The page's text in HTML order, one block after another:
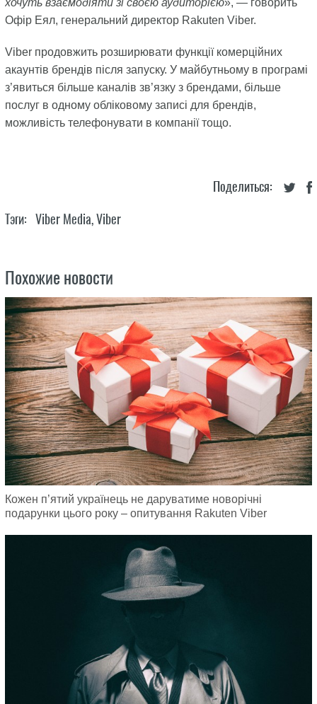
Офір Еял, генеральний директор Rakuten Viber.
Viber продовжить розширювати функції комерційних
акаунтів брендів після запуску. У майбутньому в програмі
з’явиться більше каналів зв’язку з брендами, більше
послуг в одному обліковому записі для брендів,
можливість телефонувати в компанії тощо.
Поделиться:
Тэги: Viber Media,Viber
Похожие новости
Кожен п’ятий українець не даруватиме новорічні
подарунки цього року – опитування Rakuten Viber